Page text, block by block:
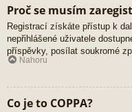
Proč se musím
Registrací získáte přístup k
nepřihlášené uživatele
příspěvky, posílat soukromé
Nahoru
Co je to COPPA?